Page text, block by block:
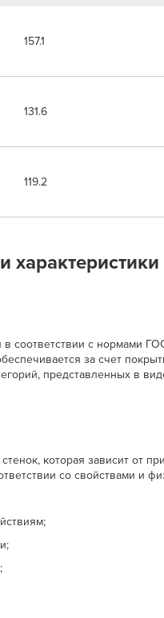
157.1
131.6
119.2
характеристики
соответствии с нормами
за счет
представленных в
которая зависит от
со свойствами и